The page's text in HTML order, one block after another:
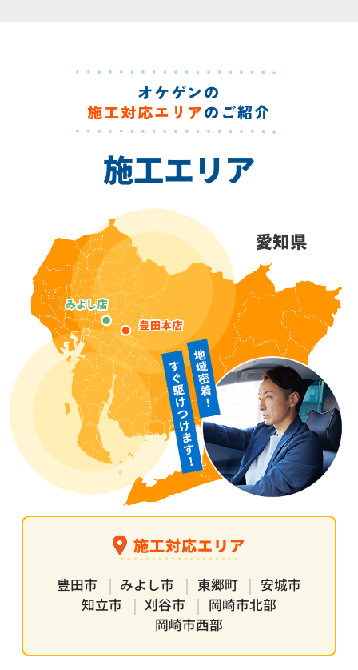
オケゲンの
施工対応エリアのご紹介
施工エリア
施工対応エリア
豊田市 みよし市 東郷町
安城市
知立市
刈谷市
岡崎市北部
岡崎市西部